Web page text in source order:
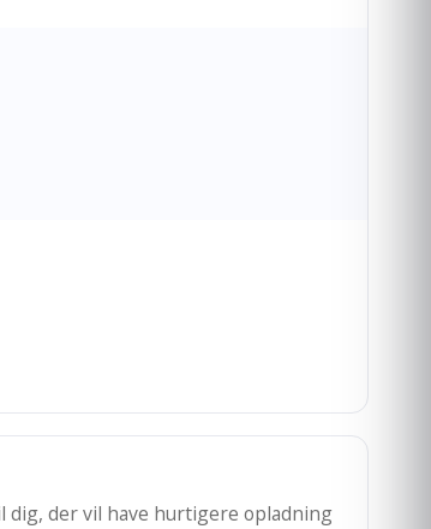
der vil have hurtigere opladning